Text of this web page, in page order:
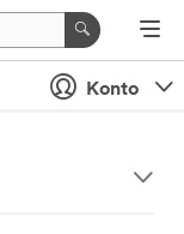
Konto